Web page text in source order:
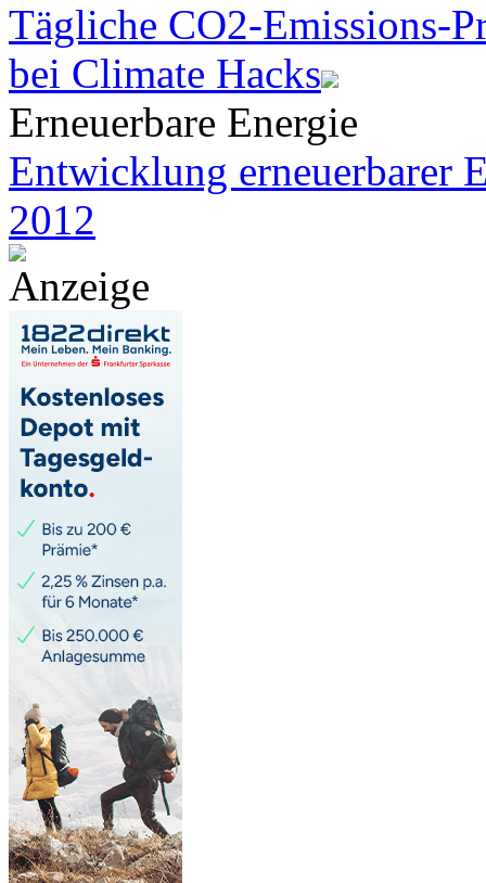
Tägliche CO2-Emissions-
bei Climate Hacks
Erneuerbare Energie
Entwicklung erneuerbarer
2012
Anzeige